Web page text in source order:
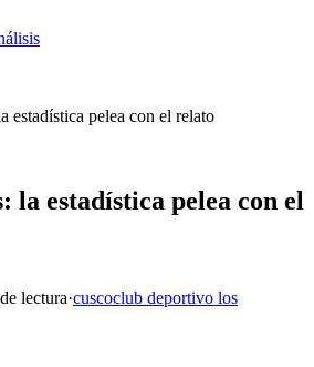
estadística pelea con el relato
la estadística pelea con el
de lectura·cuscoclub deportivo los